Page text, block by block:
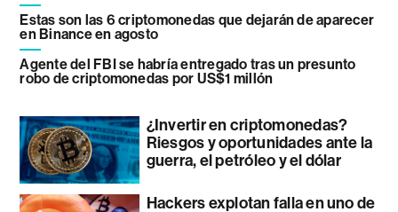
Estas son las 6 criptomonedas que dejarán de aparecer
en Binance en agosto
Agente del FBI se habría entregado tras un presunto
robo de criptomonedas por US$1 millón
¿Invertir en criptomonedas?
Riesgos y oportunidades ante la
guerra, el petróleo y el dólar
Hackers explotan falla en uno de